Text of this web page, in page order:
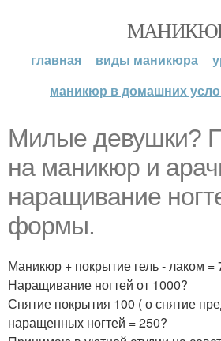
главная виды маникюра
маникюр в домашних
Милые девушки?
на маникюр и
наращивание
формы.
Маникюр + покрытие гель - лаком =
Наращивание ногтей от 1000?
Снятие покрытия 100 ( о снятие
наращенных ногтей = 250?